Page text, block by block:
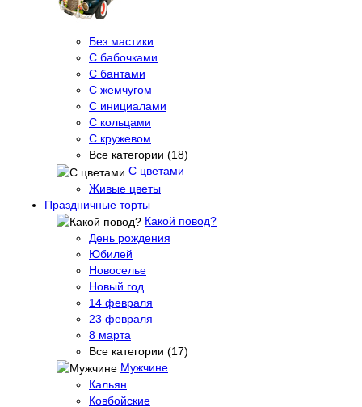
Без мастики
С бабочками
С бантами
С жемчугом
С инициалами
С кольцами
С кружевом
Все категории (18)
С цветами
Живые цветы
Праздничные торты
Какой повод?
День рождения
Юбилей
Новоселье
Новый год
14 февраля
23 февраля
8 марта
Все категории (17)
Мужчине
Кальян
Ковбойские